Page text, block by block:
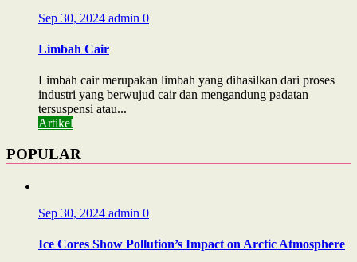
Sep 30, 2024 admin 0
Limbah Cair
Limbah cair merupakan limbah yang dihasilkan dari proses
industri yang berwujud cair dan mengandung padatan
tersuspensi atau...
Artikel
POPULAR
Sep 30, 2024 admin 0
Ice Cores Show Pollution’s Impact on Arctic Atmosphere